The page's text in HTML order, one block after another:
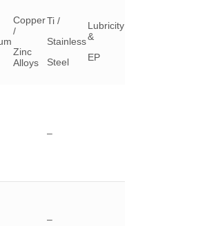
Copper
/
Zinc
Alloys
Ti /
Stainless
Steel
Lubricity
&
EP
–
–